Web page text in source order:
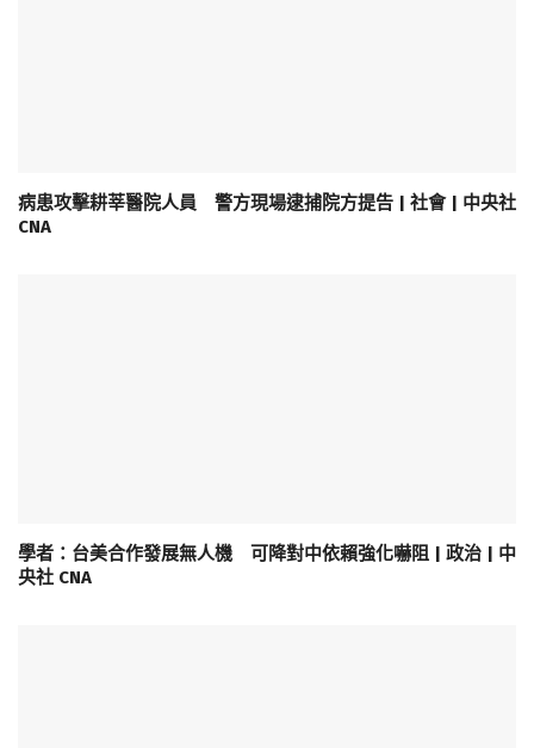
病患攻擊耕莘醫院人員 警方現場逮捕院方提告 | 社會 | 中央社
CNA
學者：台美合作發展無人機 可降對中依賴強化嚇阻 | 政治 | 中
央社 CNA